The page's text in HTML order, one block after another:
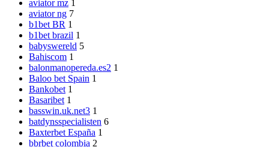
aviator mz 1
aviator ng 7
b1bet BR 1
b1bet brazil 1
babyswereld 5
Bahiscom 1
balonmanopereda.es2 1
Baloo bet Spain 1
Bankobet 1
Basaribet 1
basswin.uk.net3 1
batdynsspecialisten 6
Baxterbet España 1
bbrbet colombia 2